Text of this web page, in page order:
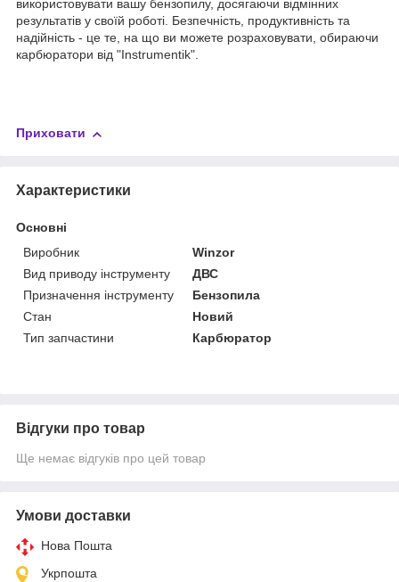
використовувати вашу бензопилу, досягаючи відмінних
результатів у своїй роботі. Безпечність, продуктивність та
надійність - це те, на що ви можете розраховувати, обираючи
карбюратори від "Instrumentik".
Приховати
Характеристики
Основні
Виробник
Winzor
Вид приводу інструменту
ДВС
Призначення інструменту
Бензопила
Стан
Новий
Тип запчастини
Карбюратор
Відгуки про товар
Ще немає відгуків про цей товар
Умови доставки
Нова Пошта
Укрпошта